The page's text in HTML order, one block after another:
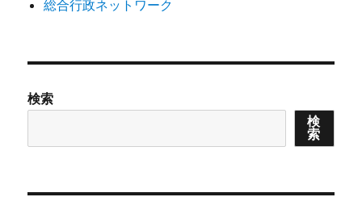
総合行政ネットワーク
検索
検
索